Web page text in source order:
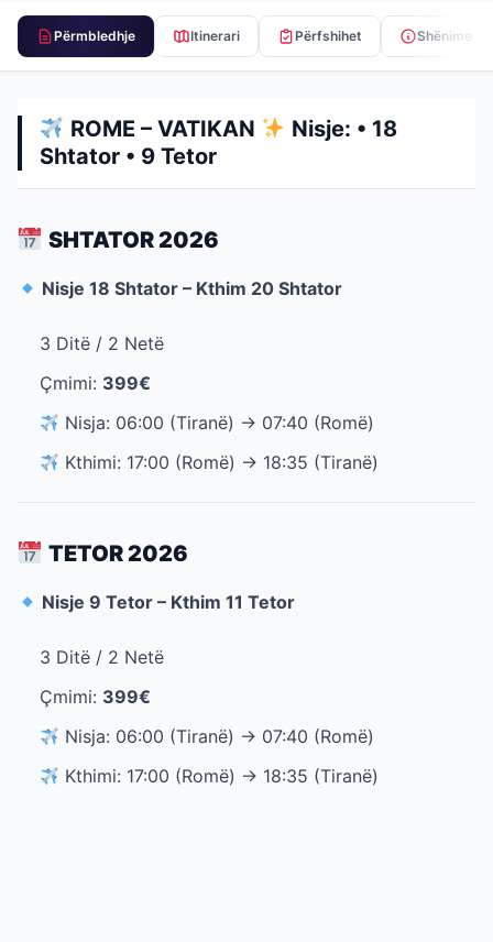
Përmbledhje Itinerari Përfshihet Shënime
ROME – VATIKAN
Nisje: • 18
Shtator • 9 Tetor
SHTATOR 2026
Nisje 18 Shtator – Kthim 20 Shtator
3 Ditë / 2 Netë
Çmimi: 399€
Nisja: 06:00 (Tiranë) → 07:40 (Romë)
Kthimi: 17:00 (Romë) → 18:35 (Tiranë)
TETOR 2026
Nisje 9 Tetor – Kthim 11 Tetor
3 Ditë / 2 Netë
Çmimi: 399€
Nisja: 06:00 (Tiranë) → 07:40 (Romë)
Kthimi: 17:00 (Romë) → 18:35 (Tiranë)